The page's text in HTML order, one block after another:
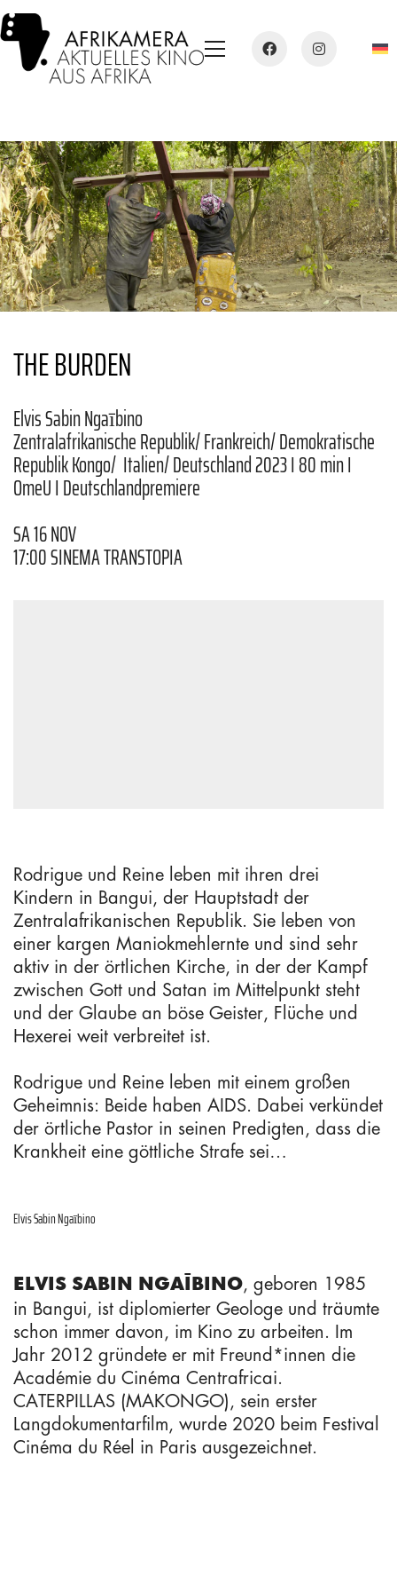
THE BURDEN
Elvis Sabin Ngaībino
Zentralafrikanische Republik/ Frankreich/ Demokratische
Republik Kongo/ Italien/ Deutschland 2023 I 80 min I
OmeU I Deutschlandpremiere
SA 16 NOV
17:00 SINEMA TRANSTOPIA
Rodrigue und Reine leben mit ihren drei
Kindern in Bangui, der Hauptstadt der
Zentralafrikanischen Republik. Sie leben von
einer kargen Maniokmehlernte und sind sehr
aktiv in der örtlichen Kirche, in der der Kampf
zwischen Gott und Satan im Mittelpunkt steht
und der Glaube an böse Geister, Flüche und
Hexerei weit verbreitet ist.
Rodrigue und Reine leben mit einem großen
Geheimnis: Beide haben AIDS. Dabei verkündet
der örtliche Pastor in seinen Predigten, dass die
Krankheit eine göttliche Strafe sei…
Elvis Sabin Ngaībino
ELVIS SABIN NGAĪBINO, geboren 1985
in Bangui, ist diplomierter Geologe und träumte
schon immer davon, im Kino zu arbeiten. Im
Jahr 2012 gründete er mit Freund*innen die
Académie du Cinéma Centrafricai.
CATERPILLAS (MAKONGO), sein erster
Langdokumentarfilm, wurde 2020 beim Festival
Cinéma du Réel in Paris ausgezeichnet.
IMPRESSUM
COOKIE–RICHTLINIE
DATENSCHUTZERKLÄRUNG
HAFTUNGSAUSSCHLUSS